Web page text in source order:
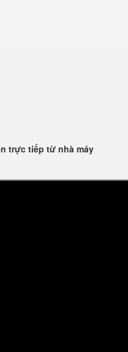
trực tiếp từ nhà máy